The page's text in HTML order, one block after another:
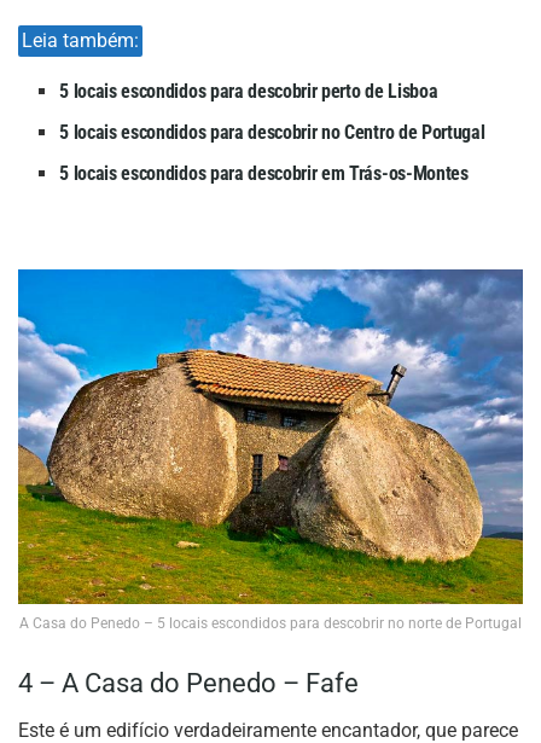
Leia também:
5 locais escondidos para descobrir perto de Lisboa
5 locais escondidos para descobrir no Centro de Portugal
5 locais escondidos para descobrir em Trás-os-Montes
A Casa do Penedo – 5 locais escondidos para descobrir no norte de Portugal
4 – A Casa do Penedo – Fafe
Este é um edifício verdadeiramente encantador, que parece